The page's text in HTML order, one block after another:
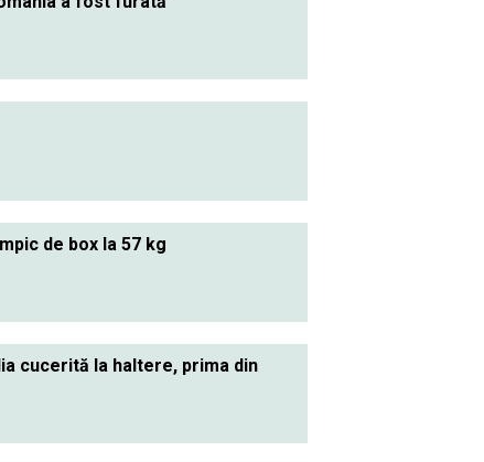
de box la 57 kg
cucerită la haltere, prima din